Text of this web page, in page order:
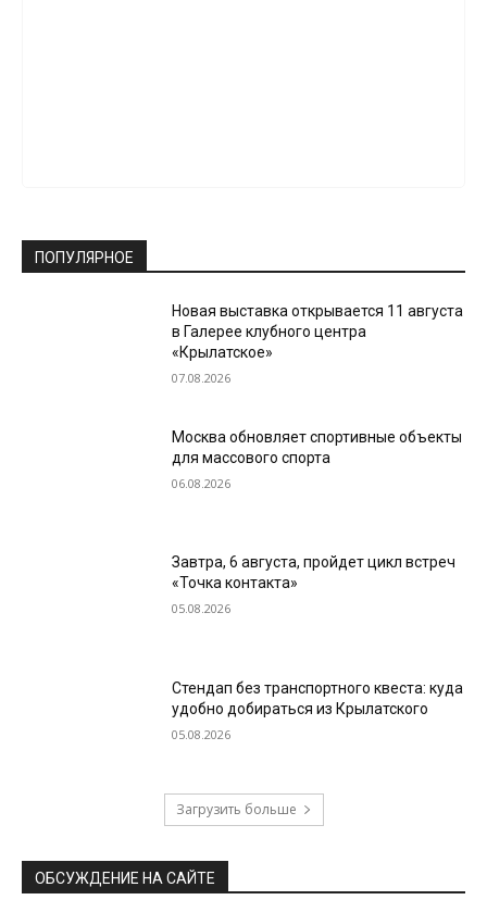
ПОПУЛЯРНОЕ
Новая выставка открывается 11 августа
в Галерее клубного центра
«Крылатское»
07.08.2026
Москва обновляет спортивные объекты
для массового спорта
06.08.2026
Завтра, 6 августа, пройдет цикл встреч
«Точка контакта»
05.08.2026
Стендап без транспортного квеста: куда
удобно добираться из Крылатского
05.08.2026
Загрузить больше
ОБСУЖДЕНИЕ НА САЙТЕ